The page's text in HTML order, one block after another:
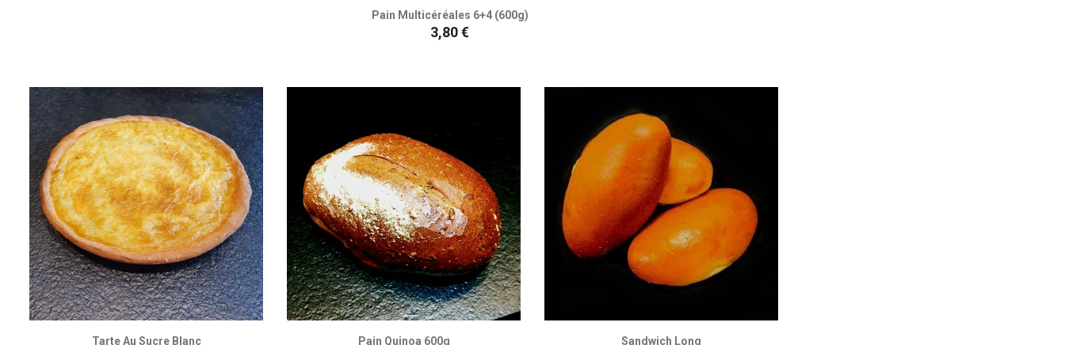
Pain Multicéréales 6+4 (600g)
Prix
3,80 €
Tarte Au Sucre Blanc Pain Quinoa 600g Sandwich Long